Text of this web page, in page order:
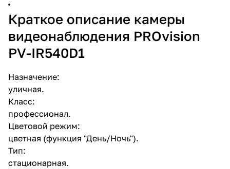
Краткое описание камеры
видеонаблюдения PROvision
PV-IR540D1
Назначение:
уличная.
Класс:
профессионал.
Цветовой режим:
цветная (функция "День/Ночь").
Тип:
стационарная.